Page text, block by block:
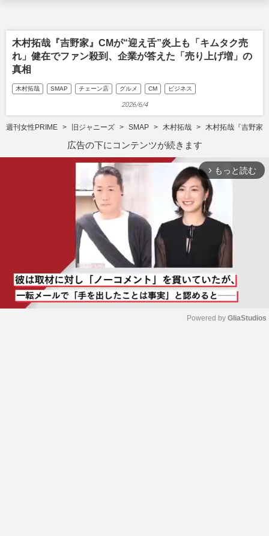
木村拓哉『吉野家』CMが“迎え舌”炎上も「キムタク売
れ」健在でファン殺到、企業が答えた「売り上げ増」の
真相
木村拓哉 SMAP チェーン店 グルメ CM ビジネス
2026/6/4
週刊女性PRIME 旧ジャニーズ SMAP 木村拓哉 木村拓哉『吉野家
広告の下にコンテンツが続きます
arrow_forward_ios もっと読む
Powered by GliaStudios